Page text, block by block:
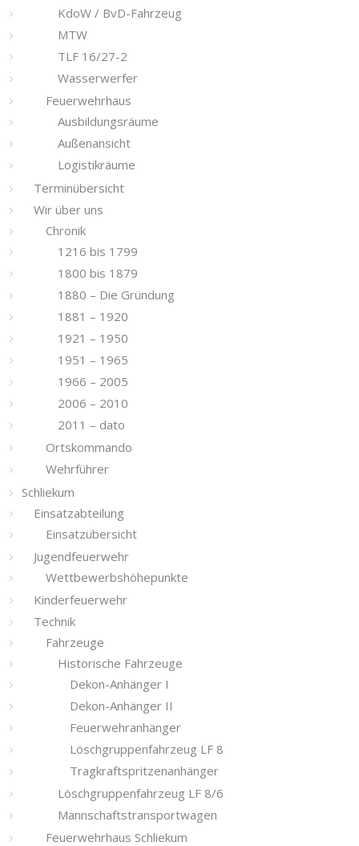
KdoW / BvD-Fahrzeug
MTW
TLF 16/27-2
Wasserwerfer
Feuerwehrhaus
Ausbildungsräume
Außenansicht
Logistikräume
Terminübersicht
Wir über uns
Chronik
1216 bis 1799
1800 bis 1879
1880 – Die Gründung
1881 – 1920
1921 – 1950
1951 – 1965
1966 – 2005
2006 – 2010
2011 – dato
Ortskommando
Wehrführer
Schliekum
Einsatzabteilung
Einsatzübersicht
Jugendfeuerwehr
Wettbewerbshöhepunkte
Kinderfeuerwehr
Technik
Fahrzeuge
Historische Fahrzeuge
Dekon-Anhänger I
Dekon-Anhänger II
Feuerwehranhänger
Löschgruppenfahrzeug LF 8
Tragkraftspritzenanhänger
Löschgruppenfahrzeug LF 8/6
Mannschaftstransportwagen
Feuerwehrhaus Schliekum